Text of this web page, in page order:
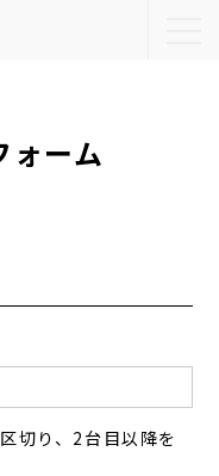
ォーム
切り、2台目以降を